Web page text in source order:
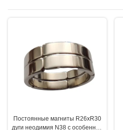
Постоянные магниты R26xR30
дуги неодимия N38 с особенной